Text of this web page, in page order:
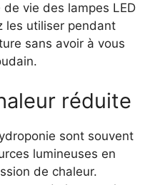
vie des lampes LED
les utiliser pendant
sans avoir à vous
réduite
sont souvent
lumineuses en
de chaleur.